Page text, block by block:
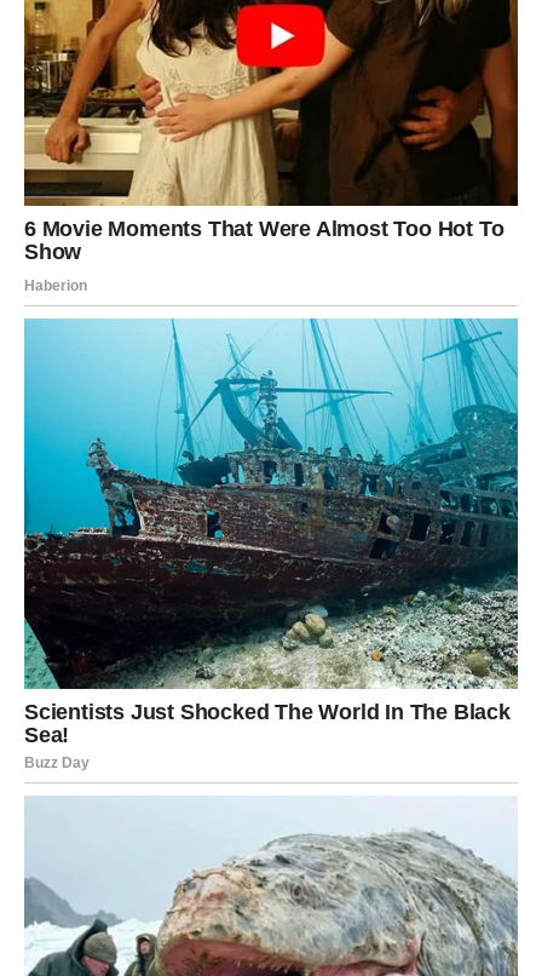
ZAUSTAVLJA I MENJA PRAVAC
ŽIVOTA
Blizanci su večiti pokret. Promena, komunikacija, iskustva
– to je njihov element. Retko se zadržavaju. Retko ostaju.
Retko se potpuno predaju.
Ali sada dolazi neko ko ih neće juriti – već će ih zaustaviti.
I to ne silom, već prisustvom.
Ova osoba donosi dubinu kakvu Blizanci nisu navikli da
osećaju. Razgovori sa njom neće biti površni. Biće puni
značenja, istine i emocija koje ne mogu da se ignorišu.
Prvi put Blizanci neće želeti da pobegnu.
Počeće da postavljaju pitanja koja ranije nisu. Šta zaista
žele? Gde pripadaju? Šta znači ostati?
Ova osoba će ih inspirisati da se smire, da slušaju svoje
srce, da prestanu da traže uzbuđenje svuda – i pronađu
ga u jednoj osobi.
Za neke Blizance ovo će biti početak ozbiljne veze kakvu
nikada nisu imali. Za druge – prekretnica koja ih vodi ka
Ali jedno je sigurno – njihov život više neće biti haotičan
kao pre.